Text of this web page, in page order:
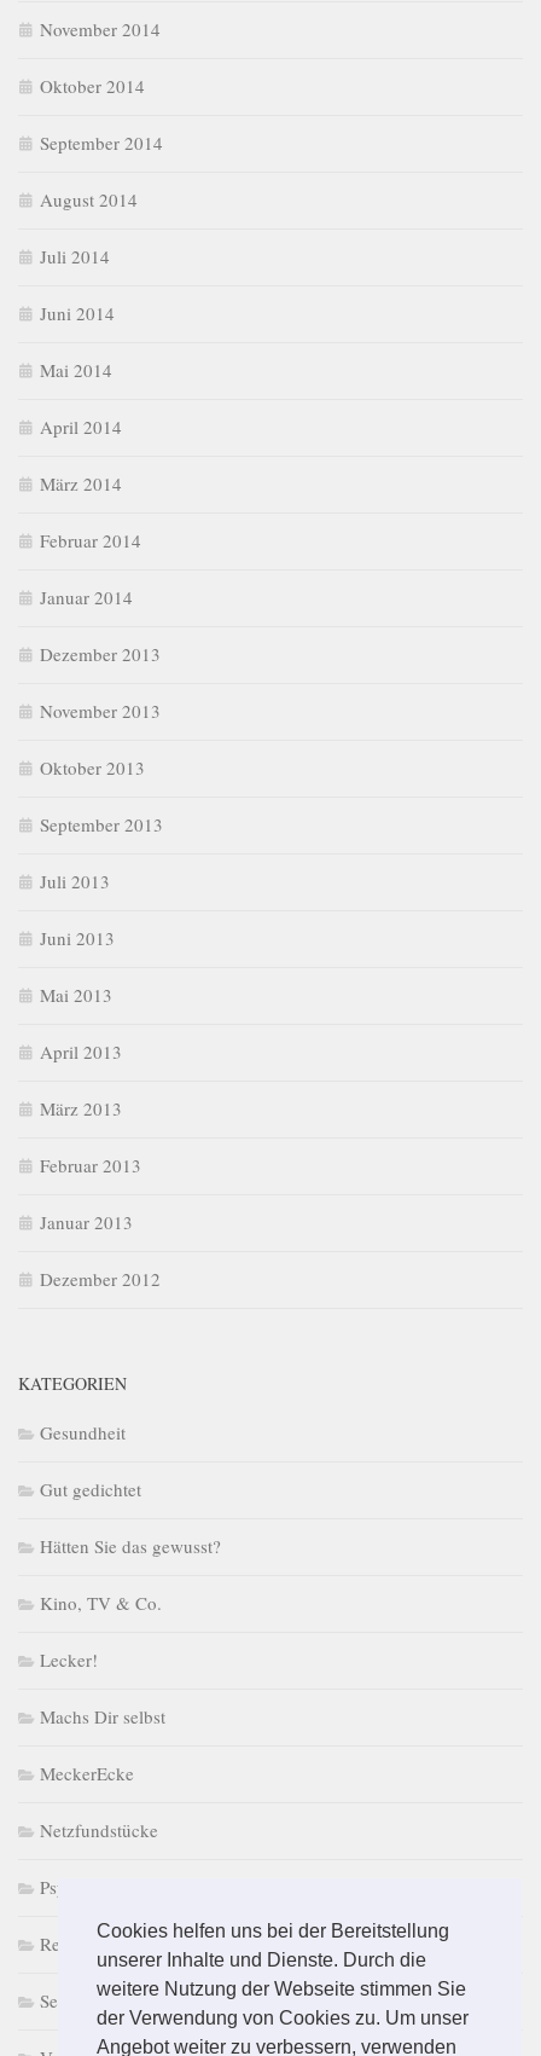
Cookies helfen uns bei der Bereitstellung
unserer Inhalte und Dienste. Durch die
weitere Nutzung der Webseite stimmen Sie
der Verwendung von Cookies zu. Um unser
Angebot weiter zu verbessern, verwenden
November 2014
Oktober 2014
September 2014
August 2014
Juli 2014
Juni 2014
Mai 2014
April 2014
März 2014
Februar 2014
Januar 2014
Dezember 2013
November 2013
Oktober 2013
September 2013
Juli 2013
Juni 2013
Mai 2013
April 2013
März 2013
Februar 2013
Januar 2013
Dezember 2012
KATEGORIEN
Gesundheit
Gut gedichtet
Hätten Sie das gewusst?
Kino, TV & Co.
Lecker!
Machs Dir selbst
MeckerEcke
Netzfundstücke
PsychoPuzzle
Retro macht Laune
Selbst & Ständig